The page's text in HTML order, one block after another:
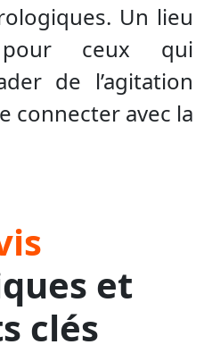
Un lieu
pour ceux qui
de l’agitation
connecter avec la
et
clés